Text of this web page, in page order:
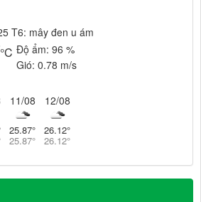
T6: mây đen u ám
°C Độ ẩm: 96 %
Gió: 0.78 m/s
11/08
25.87°
25.87°
12/08
26.12°
26.12°